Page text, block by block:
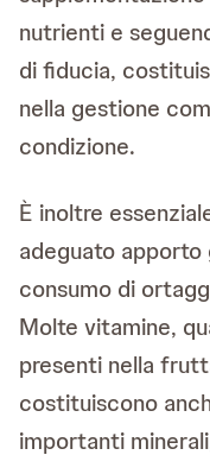
nutrienti e
di fiducia,
nella gestione
condizione.
È inoltre
adeguato
consumo di
Molte vitamine,
presenti nella
costituiscono
importanti